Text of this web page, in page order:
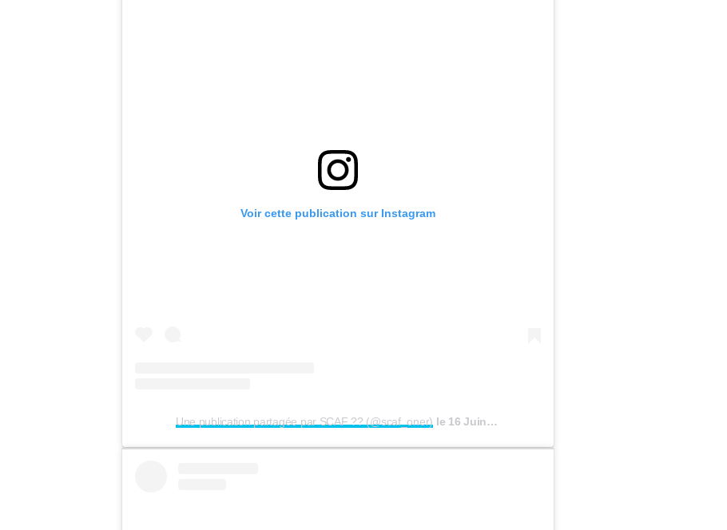
Voir cette publication sur Instagram
Une publication partagée par SCAF ?? (@scaf_oner) le 16 Juin 2020 à 6 :17 PDT